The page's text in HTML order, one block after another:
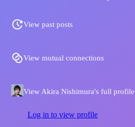
View past posts
View mutual connections
View Akira Nishimura's full profile
Log in to view profile